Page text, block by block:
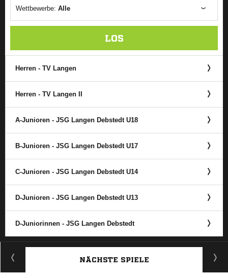
Wettbewerbe: Alle
LOS
Herren - TV Langen
Herren - TV Langen II
A-Junioren - JSG Langen Debstedt U18
B-Junioren - JSG Langen Debstedt U17
C-Junioren - JSG Langen Debstedt U14
D-Junioren - JSG Langen Debstedt U13
D-Juniorinnen - JSG Langen Debstedt
ANZEIGE
NÄCHSTE SPIELE